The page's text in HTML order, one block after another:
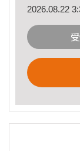
2026.08.22